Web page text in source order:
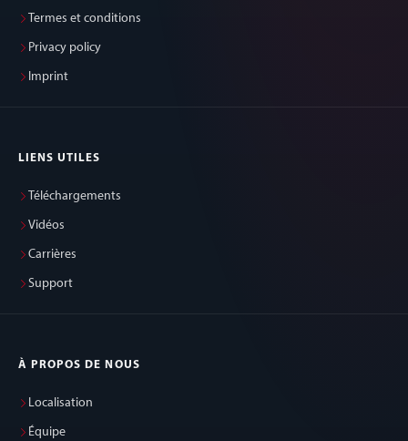
Termes et conditions
Privacy policy
Imprint
LIENS UTILES
Téléchargements
Vidéos
Carrières
Support
À PROPOS DE NOUS
Localisation
Équipe